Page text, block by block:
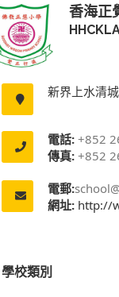
香海正
新界上水清
電話: +852
傳真: +852
電郵:
網址: http://
學校類別